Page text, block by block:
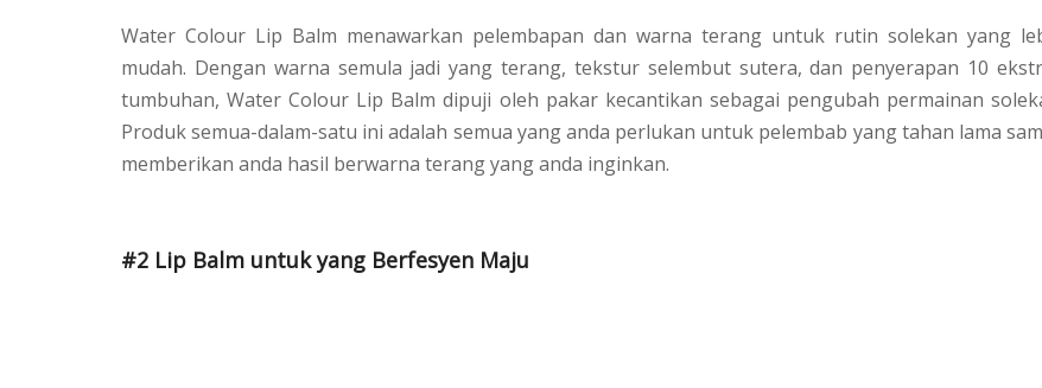
Water Colour Lip Balm menawarkan pelembapan dan warna terang untuk rutin solekan yang
mudah. Dengan warna semula jadi yang terang, tekstur selembut sutera, dan penyerapan 10
tumbuhan, Water Colour Lip Balm dipuji oleh pakar kecantikan sebagai pengubah permainan
Produk semua-dalam-satu ini adalah semua yang anda perlukan untuk pelembab yang tahan lama
memberikan anda hasil berwarna terang yang anda inginkan.
#2 Lip Balm untuk yang Berfesyen Maju